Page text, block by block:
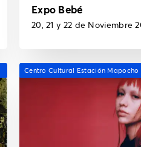
Expo Bebé
20, 21 y 22 de Noviembre
Centro Cultural Estación Mapocho